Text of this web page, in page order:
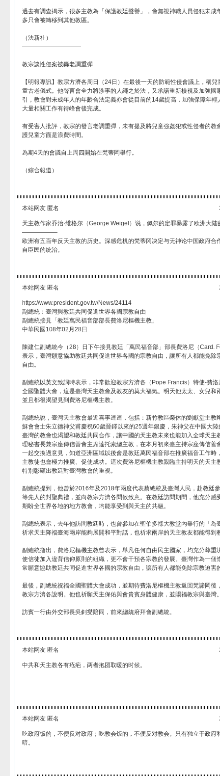
過去有調查揭示，很多主教為「保護教廷聲譽」，會無視神職人員侵犯未成
多只會被轉移到其他教區。
（法新社）
——————————
教宗談性侵案被轟老調重彈
【明報專訊】教宗方濟各周日（24日）在最後一天的防範性侵會議上，稱
童古老儀式。他聲言會全力將涉事的人繩之於法，又承諾重新檢視及加強國
引，教會對未成年人的年齡合法定義亦會從目前的14歲提高，加強保障年
大量相關工作有待峰會後完成。
有受害人批評，教宗的發言老調重彈，未有提及將兒童強姦犯或性侵者的教
護兒童方面是浪費時間。
為期4天的會議自上周四開始在梵蒂岡舉行。
（綜合報道）
本站网友 匿名
天主教作家乔治·维格尔（George Weigel）说，佩尔的定罪暴露了欧洲大陆
——————
欧洲有五百年反天主教的历史。深感危机的梵蒂冈决定与无神论中国政府合
自臣民的统治。
本站网友 匿名
https://www.president.gov.tw/News/24114
副總統：臺灣與教廷共同促進世界各國宗教自由
副總統接見「教廷萬民福音部部長費洛尼樞機主教」
中華民國108年02月28日
陳建仁副總統今（28）日下午接見教廷「萬民福音部」部長費洛尼（Card.
表示，臺灣願意協助教廷共同促進世界各國的宗教自由，讓所有人都能免除
自由。
副總統以英文致詞時表示，非常歡迎教宗方濟各（Pope Francis）特使-費
全國聖體大會，這是臺灣天主教會及教友的莫大福氣。明天他太太、女兒和
並且都很渴望見到費洛尼樞機主教。
副總統說，臺灣天主教會最近喜事連連，包括：新竹教區榮休的劉獻堂主教
穌會會士朱立德神父甫慶祝60歲晉鐸以來的25週年銀慶，朱神父在中國大
臺灣的教會也渴望和教廷共同合作，讓中國的天主教未來也能加入全球天主
理秘書長兼宗座傳信善會主席達托索總主教，在本月初來臺主持宗座傳信善
一起交換過意見，知道亞洲區域以後會是教廷萬民福音部在推廣福音工作時
主教徒也會極力推廣、促使成功。這次費洛尼樞機主教親臨主持明天的天主
特別彰顯出教廷對臺灣教會的重視。
副總統提到，他曾於2016年及2018年兩度代表蔡總統及臺灣人民，赴教廷
等先人的封聖典禮，並向教宗方濟各問候致意。在教廷訪問期間，他充分感
期盼全世界各地的地方教會，均能享受到與天主的共融。
副總統表示，去年他訪問教廷時，也曾參加在聖伯多祿大教堂內舉行的「為
祈求天主降福臺海兩岸能夠展開和平對話，也祈求兩岸的天主教友都能得到
副總統指出，費洛尼樞機主教曾表示，舉凡任何自由民主國家，均充分尊重
使信徒加入違背信仰原則的組織，更不會干預各宗教的發展。臺灣作為一個
常願意協助教廷共同促進世界各國的宗教自由，讓所有人都能免除宗教迫害
最後，副總統祝福全國聖體大會成功，並期待費洛尼樞機主教返回梵諦岡後
教宗方濟各說明。他也祈願天主保佑與會貴賓身體健康，並賜福教宗與臺灣
訪賓一行由外交部長吳釗燮陪同，前來總統府拜會副總統。
本站网友 匿名
中共和天主教各有疮疤，两者抱团取暖的时候。
本站网友 匿名
吃政府饭的，不便反对政府；吃教会饭的，不便反对教会。只有独立于政府
暗。